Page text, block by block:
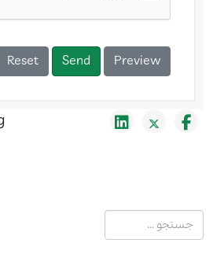
Preview
Send
Reset
جستجو